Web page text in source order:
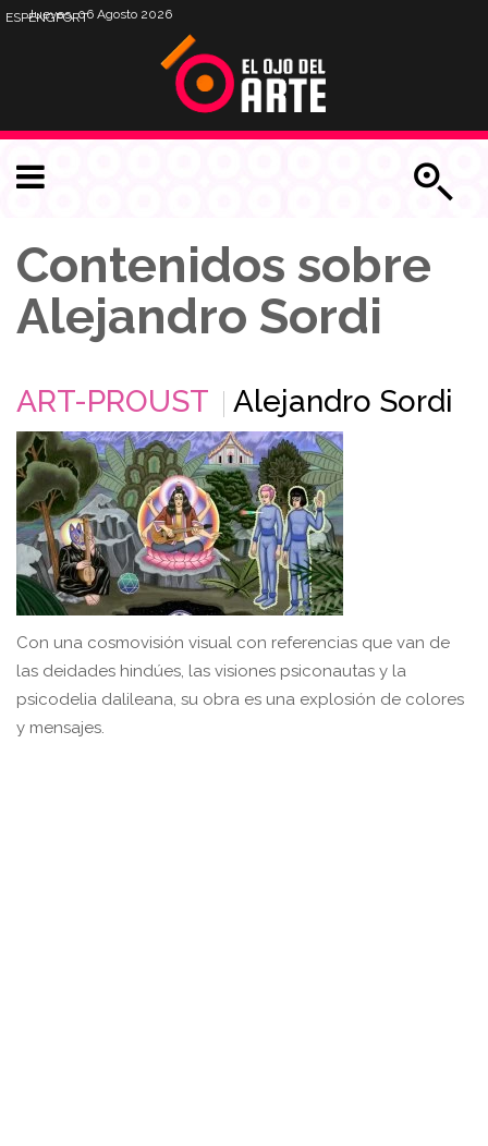
Jueves, 06 Agosto 2026
ESPENGPORT
Contenidos sobre
Alejandro Sordi
ART-PROUST Alejandro Sordi
Con una cosmovisión visual con referencias que van de
las deidades hindúes, las visiones psiconautas y la
psicodelia dalileana, su obra es una explosión de colores
y mensajes.